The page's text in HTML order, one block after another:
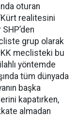
oturan
realitesini
grup olarak
meclisteki bu
yöntemde
tüm dünyada
başka
kapatırken,
almadan